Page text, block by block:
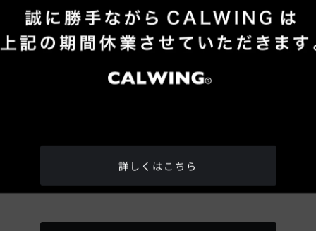
ナリ
ん
全国どこへでも納車させて頂きます
詳しくはこちら